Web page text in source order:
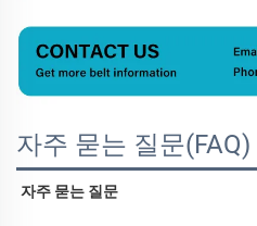
자주 묻는 질문(FAQ)
자주 묻는 질문